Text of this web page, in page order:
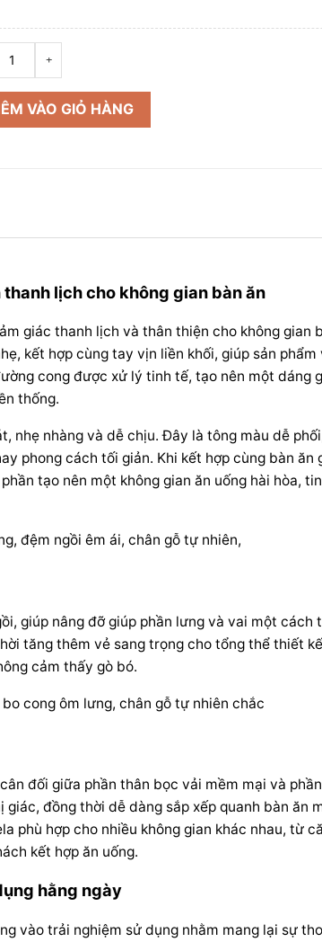
VÀO GIỎ HÀNG
lịch cho không gian bàn ăn
giác thanh lịch và thân thiện cho không gian
kết hợp cùng tay vịn liền khối, giúp sản phẩm
cong được xử lý tinh tế, tạo nên một dáng
thống.
nhẹ nhàng và dễ chịu. Đây là tông màu dễ
phong cách tối giản. Khi kết hợp cùng bàn ăn
tạo nên một không gian ăn uống hài hòa,
giúp nâng đỡ giúp phần lưng và vai một cách
tăng thêm vẻ sang trọng cho tổng thể thiết
cảm thấy gò bó.
đối giữa phần thân bọc vải mềm mại và
đồng thời dễ dàng sắp xếp quanh bàn ăn
phù hợp cho nhiều không gian khác nhau, từ
kết hợp ăn uống.
hằng ngày
vào trải nghiệm sử dụng nhằm mang lại sự